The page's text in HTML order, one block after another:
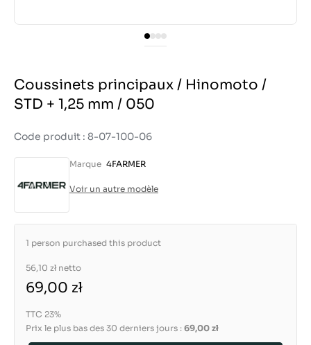
Coussinets principaux / Hinomoto /
STD + 1,25 mm / 050
Code produit : 8-07-100-06
Marque 4FARMER
Voir un autre modèle
1 person purchased this product
56,10 zł netto
69,00 zł
TTC 23%
Prix le plus bas des 30 derniers jours : 69,00 zł